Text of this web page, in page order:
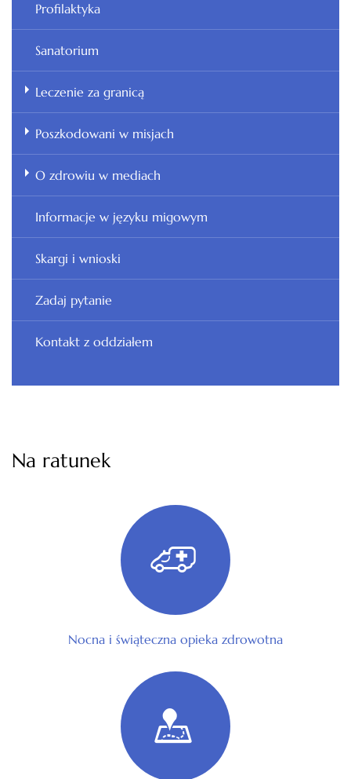
Profilaktyka
Sanatorium
Leczenie za granicą
Poszkodowani w misjach
O zdrowiu w mediach
Informacje w języku migowym
Skargi i wnioski
Zadaj pytanie
Kontakt z oddziałem
Na ratunek
Nocna i świąteczna opieka zdrowotna